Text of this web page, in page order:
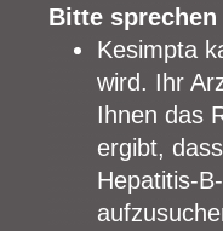
Bitte
Kesimpta
wird. Ihr
Ihnen das
ergibt,
Hepatitis-